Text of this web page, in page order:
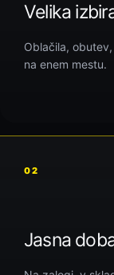
Velika
Oblačila,
na enem mestu.
02
Jasna